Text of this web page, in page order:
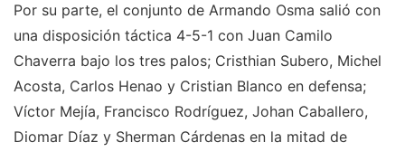
Por su parte, el conjunto de Armando Osma salió con
una disposición táctica 4-5-1 con Juan Camilo
Chaverra bajo los tres palos; Cristhian Subero, Michel
Acosta, Carlos Henao y Cristian Blanco en defensa;
Víctor Mejía, Francisco Rodríguez, Johan Caballero,
Diomar Díaz y Sherman Cárdenas en la mitad de